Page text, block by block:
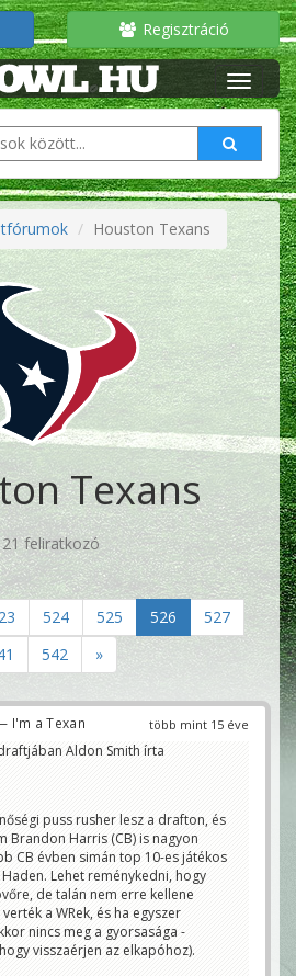
Regisztráció
Houston Texans
Texans
21 feliratkozó
524 525 526
527
542 »
több mint 15 éve
I'm a Texan
Aldon Smith írta
puss rusher lesz a drafton, és
Brandon Harris (CB) is nagyon
CB évben simán top 10-es játékos
Lehet reménykedni, hogy
de talán nem erre kellene
a WRek, és ha egyszer
nincs meg a gyorsasága -
visszaérjen az elkapóhoz).